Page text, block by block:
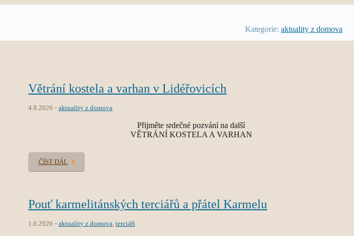
Kategorie: aktuality z domova
Větrání kostela a varhan v Lidéřovicích
4.8.2026 aktuality z domova
Přijměte srdečné pozvání na další
VĚTRÁNÍ KOSTELA A VARHAN
ČÍST DÁL
Pouť karmelitánských terciářů a přátel Karmelu
1.6.2026 aktuality z domova, terciáři